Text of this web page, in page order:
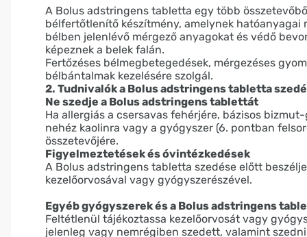
A Bolus adstringens tabletta egy több
bélfertőtlenítő készítmény, amelynek hatóanyagai
bélben jelenlévő mérgező anyagokat és védő
képeznek a belek falán.
Fertőzéses bélmegbetegedések, mérgezéses
bélbántalmak kezelésére szolgál.
2. Tudnivalók a Bolus adstringens tabletta
Ne szedje a Bolus adstringens tablettát
Ha allergiás a csersavas fehérjére, bázisos
nehéz kaolinra vagy a gyógyszer (6. pontban
összetevőjére.
Figyelmeztetések és óvintézkedések
A Bolus adstringens tabletta szedése előtt
kezelőorvosával vagy gyógyszerészével.
Egyéb gyógyszerek és a Bolus adstringens
Feltétlenül tájékoztassa kezelőorvosát vagy
jelenleg vagy nemrégiben szedett, valamint